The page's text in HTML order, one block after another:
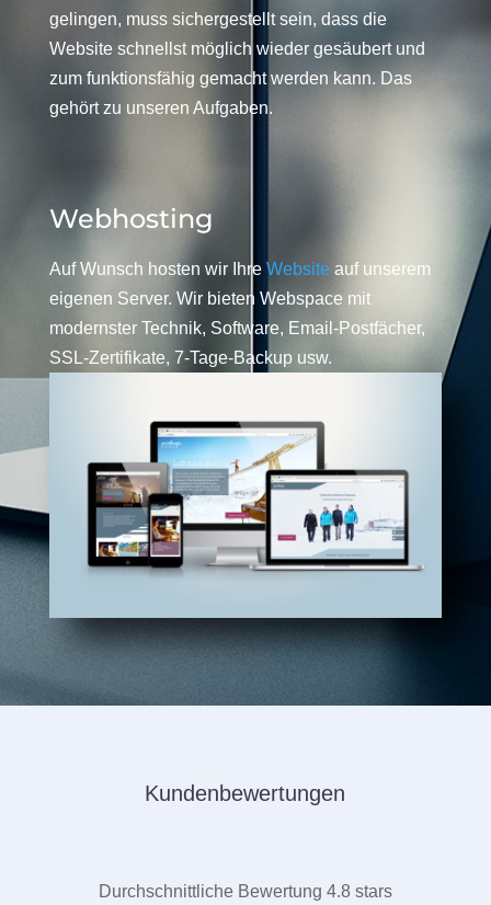
gelingen, muss sichergestellt sein, dass die
Website schnellst möglich wieder gesäubert und
zum funktionsfähig gemacht werden kann. Das
gehört zu unseren Aufgaben.
Webhosting
Auf Wunsch hosten wir Ihre Website auf unserem
eigenen Server. Wir bieten Webspace mit
modernster Technik, Software, Email-Postfächer,
SSL-Zertifikate, 7-Tage-Backup usw.
Kundenbewertungen
Durchschnittliche Bewertung 4.8 stars